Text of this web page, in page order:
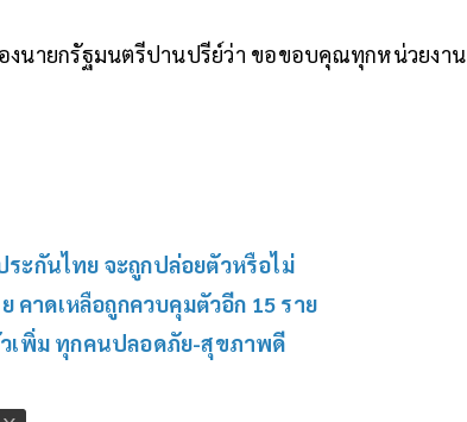
งนายกรัฐมนตรีปานปรีย์ว่า ขอขอบคุณทุกหน่วยงาน
ระกันไทย จะถูกปล่อยตัวหรือไม่
คาดเหลือถูกควบคุมตัวอีก 15 ราย
เพิ่ม ทุกคนปลอดภัย-สุขภาพดี